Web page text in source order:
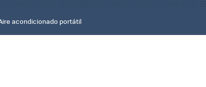
acondicionado portátil